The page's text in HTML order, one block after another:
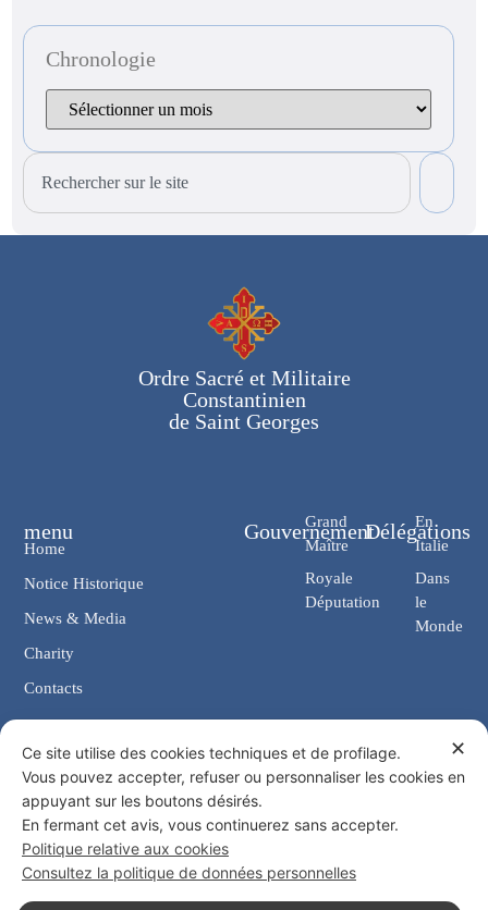
Chronologie
Ordre Sacré et Militaire
Constantinien
de Saint Georges
Gouvernement
Grand
Maître
Royale
Députation
Délégations
En
Italie
Dans
le
Monde
menu
Home
Notice Historique
News & Media
Charity
Contacts
Contacts
Chancellerie: Via Giosuè Carducci, 4 00187 Rome (IT)
eMail: cancelleria@ordine-costantiniano.it
Tél. +39 06 47.41.190 +39 06 48.19.401
Social
✕
Ce site utilise des cookies techniques et de profilage.
Vous pouvez accepter, refuser ou personnaliser les cookies en
appuyant sur les boutons désirés.
En fermant cet avis, vous continuerez sans accepter.
Politique relative aux cookies
Consultez la politique de données personnelles